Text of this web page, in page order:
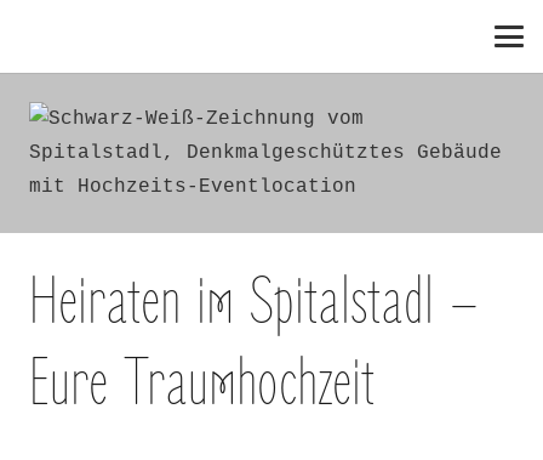
Heiraten im Spitalstadl –
Eure Traumhochzeit